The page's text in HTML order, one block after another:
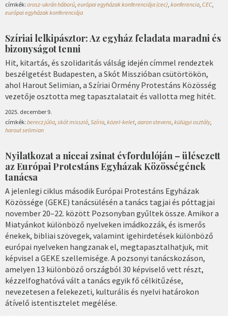
címkék: orosz-ukrán háború, európai egyházak konferenciája (cec), konferencia, CEC,
európai egyházak konferenciája
Szíriai lelkipásztor: Az egyház feladata maradni és
bizonyságot tenni
Hit, kitartás, és szolidaritás válság idején címmel rendeztek
beszélgetést Budapesten, a Skót Misszióban csütörtökön,
ahol Harout Selimian, a Szíriai Örmény Protestáns Közösség
vezetője osztotta meg tapasztalatait és vallotta meg hitét.
2025. december 9.
címkék: berecz júlia, skót misszió, Szíria, közel-kelet, aaron stevens, külügyi osztály,
harout selimian
Nyilatkozat a niceai zsinat évfordulóján – ülésezett
az Európai Protestáns Egyházak Közösségének
tanácsa
A jelenlegi ciklus második Európai Protestáns Egyházak
Közössége (GEKE) tanácsülésén a tanács tagjai és póttagjai
november 20–22. között Pozsonyban gyűltek össze. Amikor a
Miatyánkot különböző nyelveken imádkozzák, és ismerős
énekek, bibliai szövegek, valamint igehirdetések különböző
európai nyelveken hangzanak el, megtapasztalhatjuk, mit
képvisel a GEKE szellemisége. A pozsonyi tanácskozáson,
amelyen 13 különböző országból 30 képviselő vett részt,
kézzelfoghatóvá vált a tanács egyik fő célkitűzése,
nevezetesen a felekezeti, kulturális és nyelvi határokon
átívelő istentisztelet megélése.